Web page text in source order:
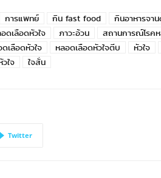
การแพทย์ กิน fast food กินอาหารจา
ดเลือดหัวใจ ภาวะอ้วน สถานการณ์โรค
เลือดหัวใจ หลอดเลือดหัวใจตีบ หัวใจ
ใจ ใจสั่น
Twitter